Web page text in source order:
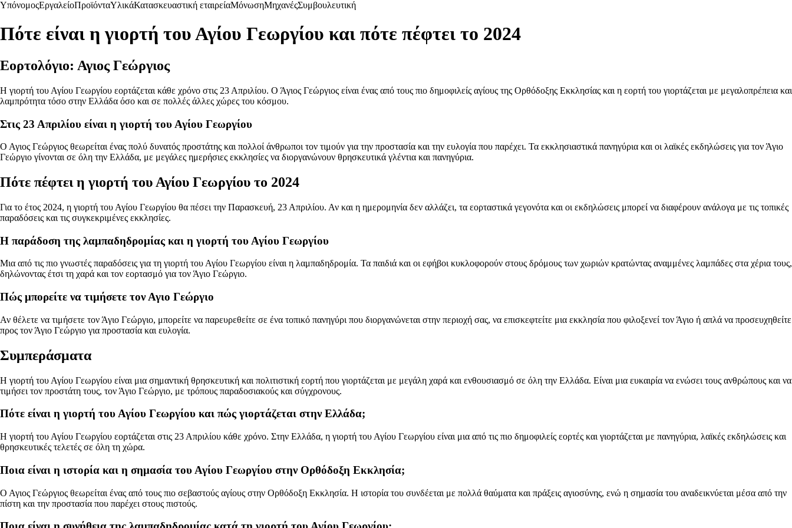
ΥπόνομοςΕργαλείοΠροϊόνταΥλικάΚατασκευαστική εταιρείαΜόνωσηΜηχανέςΣυμβουλευτική
Πότε είναι η γιορτή του Αγίου Γεωργίου και πότε πέφτει το 2024
Εορτολόγιο: Αγιος Γεώργιος
Η γιορτή του Αγίου Γεωργίου εορτάζεται κάθε χρόνο στις 23 Απριλίου. Ο Άγιος Γεώργιος είναι ένας από τους πιο δημοφιλείς αγίους της Ορθόδοξης Εκκλησίας και η εορτή του γιορτάζεται με μεγαλοπρέπεια και
λαμπρότητα τόσο στην Ελλάδα όσο και σε πολλές άλλες χώρες του κόσμου.
Στις 23 Απριλίου είναι η γιορτή του Αγίου Γεωργίου
Ο Αγιος Γεώργιος θεωρείται ένας πολύ δυνατός προστάτης και πολλοί άνθρωποι τον τιμούν για την προστασία και την ευλογία που παρέχει. Τα εκκλησιαστικά πανηγύρια και οι λαϊκές εκδηλώσεις για τον Άγιο
Γεώργιο γίνονται σε όλη την Ελλάδα, με μεγάλες ημερήσιες εκκλησίες να διοργανώνουν θρησκευτικά γλέντια και πανηγύρια.
Πότε πέφτει η γιορτή του Αγίου Γεωργίου το 2024
Για το έτος 2024, η γιορτή του Αγίου Γεωργίου θα πέσει την Παρασκευή, 23 Απριλίου. Αν και η ημερομηνία δεν αλλάζει, τα εορταστικά γεγονότα και οι εκδηλώσεις μπορεί να διαφέρουν ανάλογα με τις τοπικές
παραδόσεις και τις συγκεκριμένες εκκλησίες.
Η παράδοση της λαμπαδηδρομίας και η γιορτή του Αγίου Γεωργίου
Μια από τις πιο γνωστές παραδόσεις για τη γιορτή του Αγίου Γεωργίου είναι η λαμπαδηδρομία. Τα παιδιά και οι εφήβοι κυκλοφορούν στους δρόμους των χωριών κρατώντας αναμμένες λαμπάδες στα χέρια τους,
δηλώνοντας έτσι τη χαρά και τον εορτασμό για τον Άγιο Γεώργιο.
Πώς μπορείτε να τιμήσετε τον Αγιο Γεώργιο
Αν θέλετε να τιμήσετε τον Άγιο Γεώργιο, μπορείτε να παρευρεθείτε σε ένα τοπικό πανηγύρι που διοργανώνεται στην περιοχή σας, να επισκεφτείτε μια εκκλησία που φιλοξενεί τον Άγιο ή απλά να προσευχηθείτε
προς τον Άγιο Γεώργιο για προστασία και ευλογία.
Συμπεράσματα
Η γιορτή του Αγίου Γεωργίου είναι μια σημαντική θρησκευτική και πολιτιστική εορτή που γιορτάζεται με μεγάλη χαρά και ενθουσιασμό σε όλη την Ελλάδα. Είναι μια ευκαιρία να ενώσει τους ανθρώπους και να
τιμήσει τον προστάτη τους, τον Άγιο Γεώργιο, με τρόπους παραδοσιακούς και σύγχρονους.
Πότε είναι η γιορτή του Αγίου Γεωργίου και πώς γιορτάζεται στην Ελλάδα;
Η γιορτή του Αγίου Γεωργίου εορτάζεται στις 23 Απριλίου κάθε χρόνο. Στην Ελλάδα, η γιορτή του Αγίου Γεωργίου είναι μια από τις πιο δημοφιλείς εορτές και γιορτάζεται με πανηγύρια, λαϊκές εκδηλώσεις και
θρησκευτικές τελετές σε όλη τη χώρα.
Ποια είναι η ιστορία και η σημασία του Αγίου Γεωργίου στην Ορθόδοξη Εκκλησία;
Ο Αγιος Γεώργιος θεωρείται ένας από τους πιο σεβαστούς αγίους στην Ορθόδοξη Εκκλησία. Η ιστορία του συνδέεται με πολλά θαύματα και πράξεις αγιοσύνης, ενώ η σημασία του αναδεικνύεται μέσα από την
πίστη και την προστασία που παρέχει στους πιστούς.